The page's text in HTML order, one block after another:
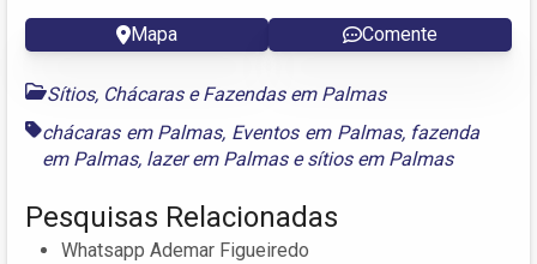
Mapa Comente
Sítios, Chácaras e Fazendas em Palmas
chácaras em Palmas, Eventos em Palmas, fazenda
em Palmas, lazer em Palmasesítios em Palmas
Pesquisas Relacionadas
Whatsapp Ademar Figueiredo